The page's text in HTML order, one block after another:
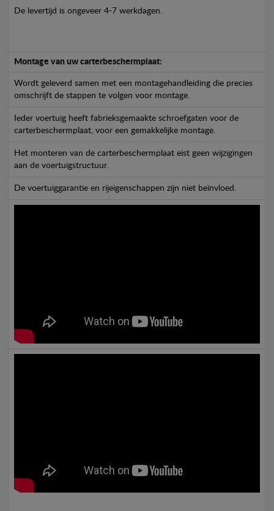
De levertijd is ongeveer 4-7 werkdagen.
Montage van uw carterbeschermplaat:
Wordt geleverd samen met een montagehandleiding die precies
omschrijft de stappen te volgen voor montage.
Ieder voertuig heeft fabrieksgemaakte schroefgaten voor de
carterbeschermplaat, voor een gemakkelijke montage.
Het monteren van de carterbeschermplaat eist geen wijzigingen
aan de voertuigstructuur.
De voertuiggarantie en rijeigenschappen zijn niet beïnvloed.